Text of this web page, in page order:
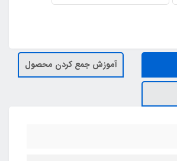
آموزش جمع کردن محصول